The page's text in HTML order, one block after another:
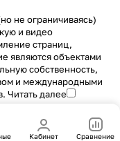
Кабинет Сравнение
не ограничиваясь)
и видео
страниц,
являются объектами
собственность,
и международными
Читать далее